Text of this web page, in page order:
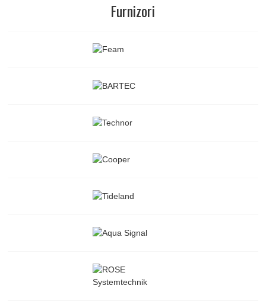
Furnizori